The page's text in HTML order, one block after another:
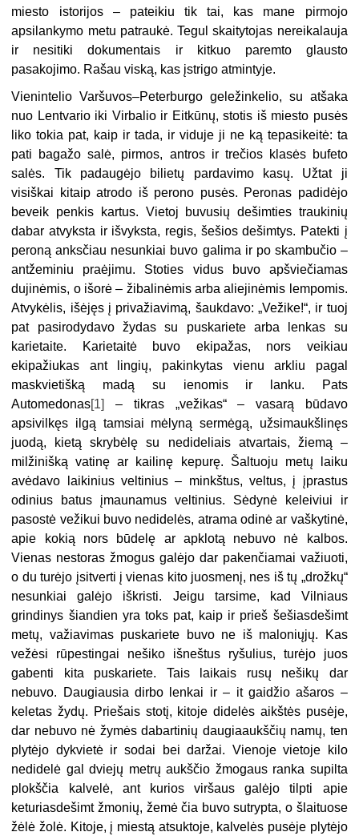
miesto istorijos – pateikiu tik tai, kas mane pirmojo
apsilankymo metu patraukė. Tegul skaitytojas nereikalauja
ir nesitiki dokumentais ir kitkuo paremto glausto
pasakojimo. Rašau viską, kas įstrigo atmintyje.
Vienintelio Varšuvos–Peterburgo geležinkelio, su atšaka
nuo Lentvario iki Virbalio ir Eitkūnų, stotis iš miesto pusės
liko tokia pat, kaip ir tada, ir viduje ji ne ką tepasikeitė: ta
pati bagažo salė, pirmos, antros ir trečios klasės bufeto
salės. Tik padaugėjo bilietų pardavimo kasų. Užtat ji
visiškai kitaip atrodo iš perono pusės. Peronas padidėjo
beveik penkis kartus. Vietoj buvusių dešimties traukinių
dabar atvyksta ir išvyksta, regis, šešios dešimtys. Patekti į
peroną anksčiau nesunkiai buvo galima ir po skambučio –
antžeminiu praėjimu. Stoties vidus buvo apšviečiamas
dujinėmis, o išorė – žibalinėmis arba aliejinėmis lempomis.
Atvykėlis, išėjęs į privažiavimą, šaukdavo: „Vežike!“, ir tuoj
pat pasirodydavo žydas su puskariete arba lenkas su
karietaite. Karietaitė buvo ekipažas, nors veikiau
ekipažiukas ant lingių, pakinkytas vienu arkliu pagal
maskvietišką madą su ienomis ir lanku. Pats
Automedonas[1]
– tikras „vežikas“ – vasarą būdavo
apsivilkęs ilgą tamsiai mėlyną sermėgą, užsimaukšlinęs
juodą, kietą skrybėlę su nedideliais atvartais, žiemą –
milžinišką vatinę ar kailinę kepurę. Šaltuoju metų laiku
avėdavo laikinius veltinius – minkštus, veltus, į įprastus
odinius batus įmaunamus veltinius. Sėdynė keleiviui ir
pasostė vežikui buvo nedidelės, atrama odinė ar vaškytinė,
apie kokią nors būdelę ar apklotą nebuvo nė kalbos.
Vienas nestoras žmogus galėjo dar pakenčiamai važiuoti,
o du turėjo įsitverti į vienas kito juosmenį, nes iš tų „drožkų“
nesunkiai galėjo iškristi. Jeigu tarsime, kad Vilniaus
grindinys šiandien yra toks pat, kaip ir prieš šešiasdešimt
metų, važiavimas puskariete buvo ne iš maloniųjų. Kas
vežėsi rūpestingai nešiko išneštus ryšulius, turėjo juos
gabenti kita puskariete. Tais laikais rusų nešikų dar
nebuvo. Daugiausia dirbo lenkai ir – it gaidžio ašaros –
keletas žydų. Priešais stotį, kitoje didelės aikštės pusėje,
dar nebuvo nė žymės dabartinių daugiaaukščių namų, ten
plytėjo dykvietė ir sodai bei daržai. Vienoje vietoje kilo
nedidelė gal dviejų metrų aukščio žmogaus ranka supilta
plokščia kalvelė, ant kurios viršaus galėjo tilpti apie
keturiasdešimt žmonių, žemė čia buvo sutrypta, o šlaituose
žėlė žolė. Kitoje, į miestą atsuktoje, kalvelės pusėje plytėjo